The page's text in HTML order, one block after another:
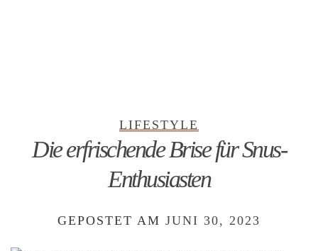
LIFESTYLE
Die erfrischende Brise für Snus-
Enthusiasten
GEPOSTET AM JUNI 30, 2023